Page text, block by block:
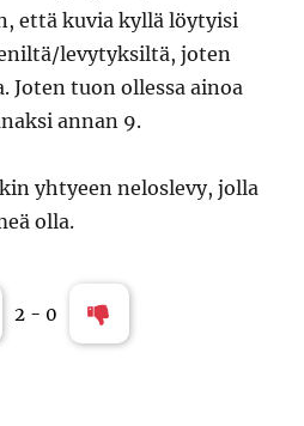
että kuvia kyllä löytyisi
levytyksiltä, joten
Joten tuon ollessa ainoa
annan 9.
yhtyeen neloslevy, jolla
olla.
2 - 0